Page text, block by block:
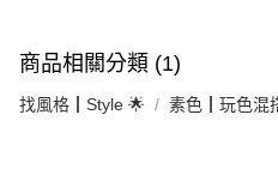
商品相關分類 (1)
找風格┃Style 🌟 素色┃玩色混